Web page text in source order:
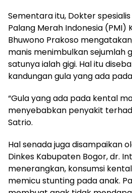
Sementara itu, Dokter
Palang Merah Indonesia (PMI)
Bhuwono Prakoso
manis menimbulkan sejumlah
satunya ialah gigi. Hal itu
kandungan gula yang ada
“Gula yang ada pada kental
menyebabkan penyakit
Satrio.
Hal senada juga disampaikan
Dinkes Kabupaten Bogor, dr.
menerangkan, konsumsi
memicu stunting pada anak.